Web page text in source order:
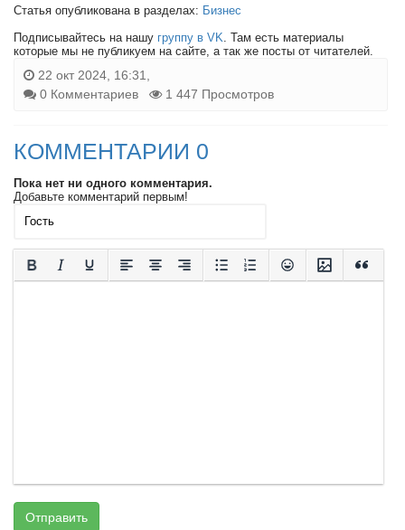
Статья опубликована в разделах: Бизнес
Подписывайтесь на нашу группу в VK . Там есть материалы
которые мы не публикуем на сайте, а так же посты от читателей.
22 окт 2024, 16:31,
0 Комментариев
1 447 Просмотров
КОММЕНТАРИИ 0
Пока нет ни одного комментария.
Добавьте комментарий первым!
Отправить